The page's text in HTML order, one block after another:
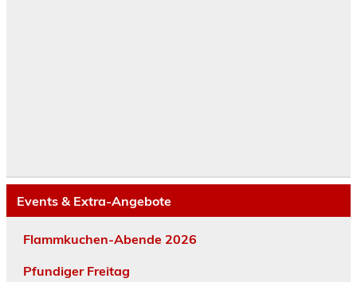
Events & Extra-Angebote
Flammkuchen-Abende 2026
Pfundiger Freitag